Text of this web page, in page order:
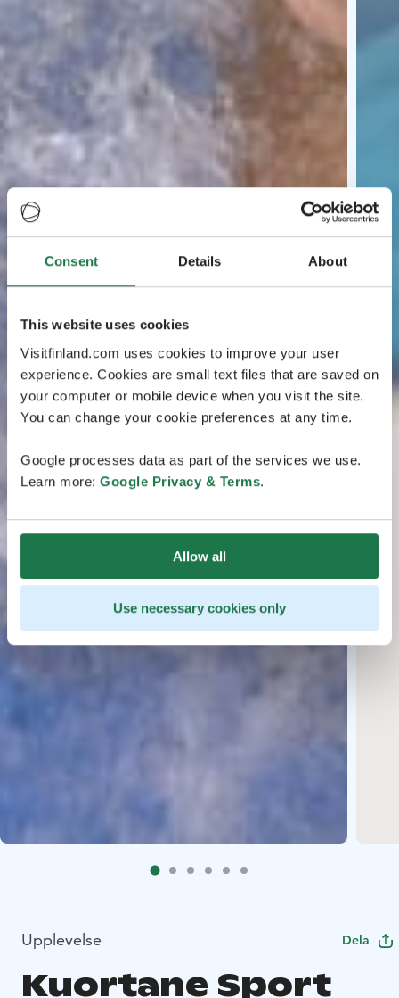
Consent Details About
This website uses cookies
Visitfinland.com uses cookies to improve your user
experience. Cookies are small text files that are saved on
your computer or mobile device when you visit the site.
You can change your cookie preferences at any time.
Google processes data as part of the services we use.
Learn more: Google Privacy & Terms.
Allow all
Use necessary cookies only
Upplevelse Dela
Kuortane Sport